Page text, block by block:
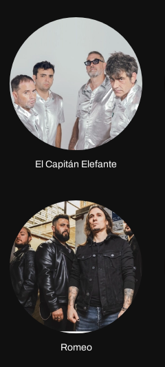
El Capitán Elefante
Romeo